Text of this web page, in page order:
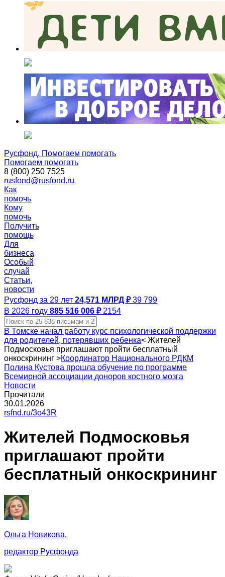
Русфонд. Помогаем помогать
Помогаем помогать
8 (800) 250 7525
rusfond@rusfond.ru
Как
помочь
Кому
помочь
Получить
помощь
Для
бизнеса
Особый
случай
Статьи,
новости
Русфонд за 29 лет 24,571 МЛРД ₽ 39 799
В 2026 году 885 516 006 ₽ 2154
В Томске начал работу курс психологической поддержки
для родителей, потерявших ребенка< Жителей
Подмосковья приглашают пройти бесплатный
онкоскрининг >Координатор Национального РДКМ
Полина Кустова прошла обучение по программе
Всемирной ассоциации доноров костного мозга
Новости
Прочитали
30.01.2026
rsfnd.ru/3o43R
Жителей Подмосковья
приглашают пройти
бесплатный онкоскрининг
Ольга Новикова,
редактор Русфонда